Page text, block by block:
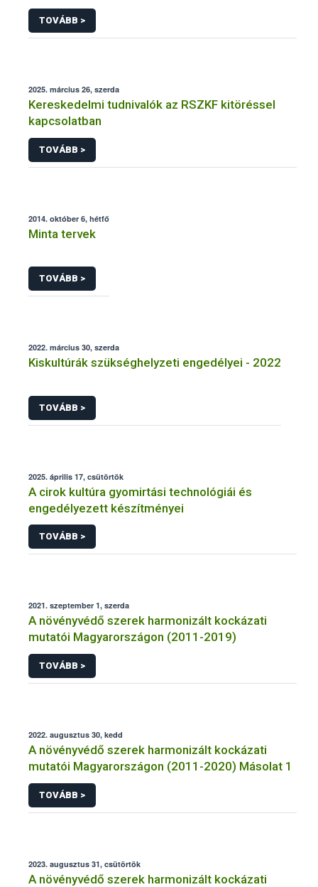
TOVÁBB >
2025. március 26, szerda
Kereskedelmi tudnivalók az RSZKF kitöréssel
kapcsolatban
TOVÁBB >
2014. október 6, hétfő
Minta tervek
TOVÁBB >
2022. március 30, szerda
Kiskultúrák szükséghelyzeti engedélyei - 2022
TOVÁBB >
2025. április 17, csütörtök
A cirok kultúra gyomirtási technológiái és
engedélyezett készítményei
TOVÁBB >
2021. szeptember 1, szerda
A növényvédő szerek harmonizált kockázati
mutatói Magyarországon (2011-2019)
TOVÁBB >
2022. augusztus 30, kedd
A növényvédő szerek harmonizált kockázati
mutatói Magyarországon (2011-2020) Másolat 1
TOVÁBB >
2023. augusztus 31, csütörtök
A növényvédő szerek harmonizált kockázati